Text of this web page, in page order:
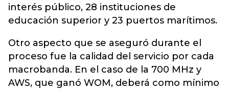
interés público, 28 instituciones de
educación superior y 23 puertos marítimos.
Otro aspecto que se aseguró durante el
proceso fue la calidad del servicio por cada
macrobanda. En el caso de la 700 MHz y
AWS, que ganó WOM, deberá como mínimo